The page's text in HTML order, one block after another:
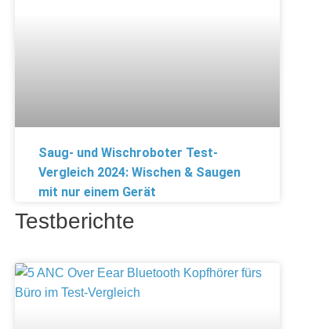
Saug- und Wischroboter Test-
Vergleich 2024: Wischen & Saugen
mit nur einem Gerät
Testberichte